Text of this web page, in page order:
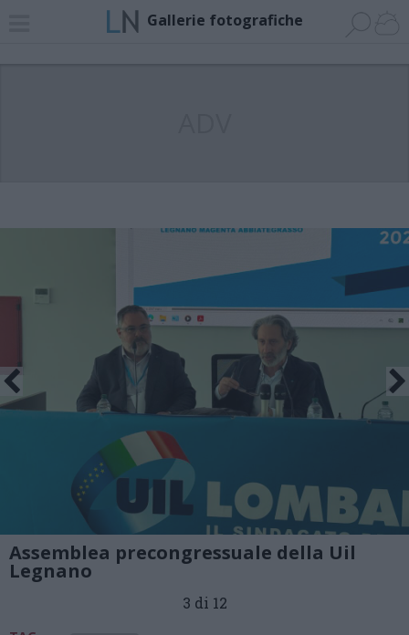
Gallerie fotografiche
Assemblea precongressuale della Uil
Legnano
3 di 12